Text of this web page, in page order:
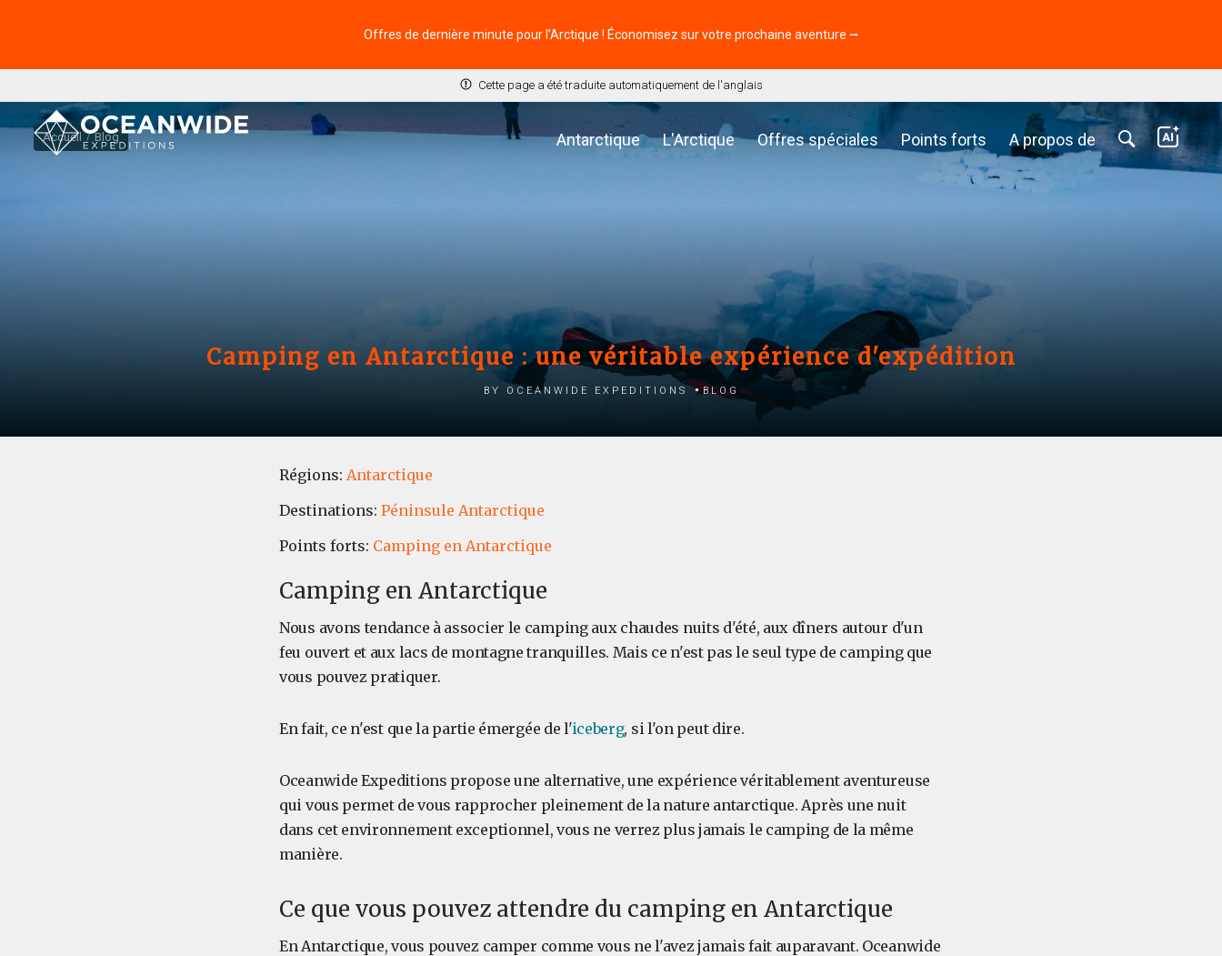
Offres de dernière minute pour l’Arctique ! Économisez sur votre prochaine aventure ⭢
Cette page a été traduite automatiquement de l'anglais
Antarctique L'Arctique Offres spéciales Points forts A propos de
Accueil Blog
Camping en Antarctique : une véritable expérience d'expédition
by Oceanwide Expeditions Blog
Régions: Antarctique
Destinations: Péninsule Antarctique
Points forts: Camping en Antarctique
Camping en Antarctique
Nous avons tendance à associer le camping aux chaudes nuits d'été, aux dîners autour d'un
feu ouvert et aux lacs de montagne tranquilles. Mais ce n'est pas le seul type de camping que
vous pouvez pratiquer.
En fait, ce n'est que la partie émergée de l'iceberg, si l'on peut dire.
Oceanwide Expeditions propose une alternative, une expérience véritablement aventureuse
qui vous permet de vous rapprocher pleinement de la nature antarctique. Après une nuit
dans cet environnement exceptionnel, vous ne verrez plus jamais le camping de la même
manière.
Ce que vous pouvez attendre du camping en Antarctique
En Antarctique, vous pouvez camper comme vous ne l'avez jamais fait auparavant. Oceanwide